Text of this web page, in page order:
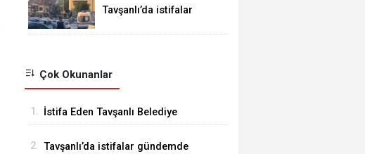
Tavşanlı’da istifalar
Çok Okunanlar
1. İstifa Eden Tavşanlı Belediye
2. Tavşanlı’da istifalar gündemde